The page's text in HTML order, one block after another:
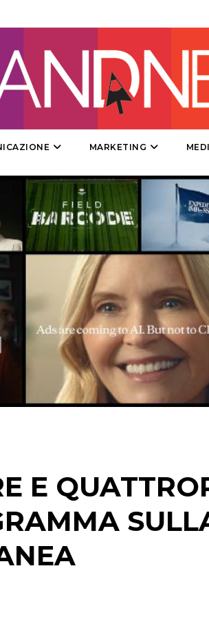
PROMOZIONI
STRATEGIE
CINEMA
DIGITALE
EDITORIA
ESTERNA
MARKETING
E